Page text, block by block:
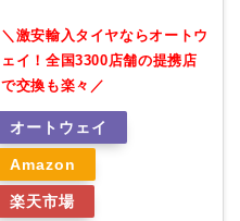
＼激安輸入タイヤならオートウ
ェイ！全国3300店舗の提携店
で交換も楽々／
オートウェイ
Amazon
楽天市場